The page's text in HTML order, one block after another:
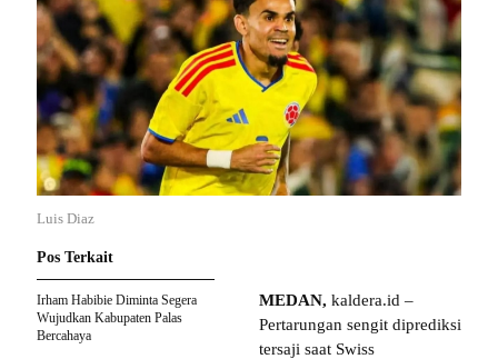
Luis Diaz
MEDAN, kaldera.id –
Pertarungan sengit diprediksi
tersaji saat Swiss
Pos Terkait
Irham Habibie Diminta Segera
Wujudkan Kabupaten Palas
Bercahaya